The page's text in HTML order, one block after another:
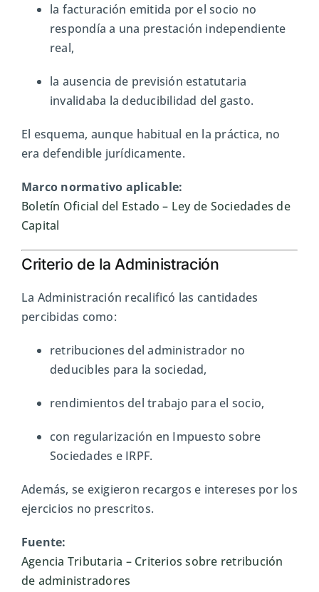
la facturación emitida por el socio no
respondía a una prestación independiente
real,
la ausencia de previsión estatutaria
invalidaba la deducibilidad del gasto.
El esquema, aunque habitual en la práctica, no
era defendible jurídicamente.
Marco normativo aplicable:
Boletín Oficial del Estado – Ley de Sociedades de
Capital
Criterio de la Administración
La Administración recalificó las cantidades
percibidas como:
retribuciones del administrador no
deducibles para la sociedad,
rendimientos del trabajo para el socio,
con regularización en Impuesto sobre
Sociedades e IRPF.
Además, se exigieron recargos e intereses por los
ejercicios no prescritos.
Fuente:
Agencia Tributaria – Criterios sobre retribución
de administradores